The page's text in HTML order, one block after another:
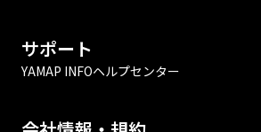
サポート
YAMAP INFOヘルプセンター